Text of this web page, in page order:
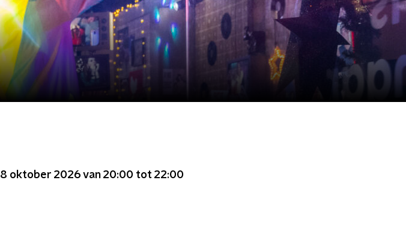
8 oktober 2026 van 20:00 tot 22:00